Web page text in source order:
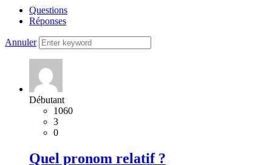
Questions
Réponses
Annuler
Débutant
1060
3
0
Quel pronom relatif ?